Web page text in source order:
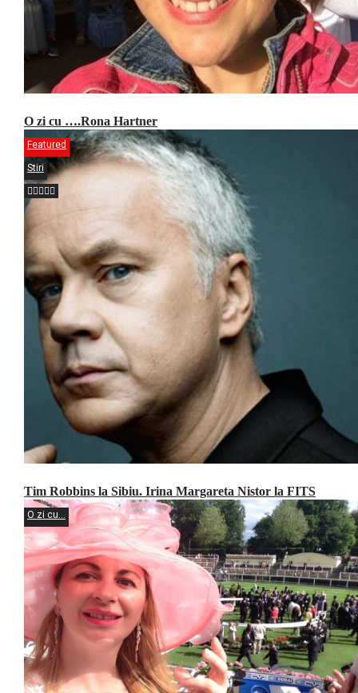
O zi cu ….Rona Hartner
Featured
Stiri
Tim Robbins la Sibiu. Irina Margareta Nistor la FITS
O zi cu...